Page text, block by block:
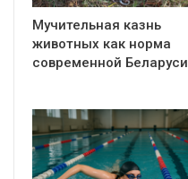
Мучительная казнь
животных как норма
современной Беларуси